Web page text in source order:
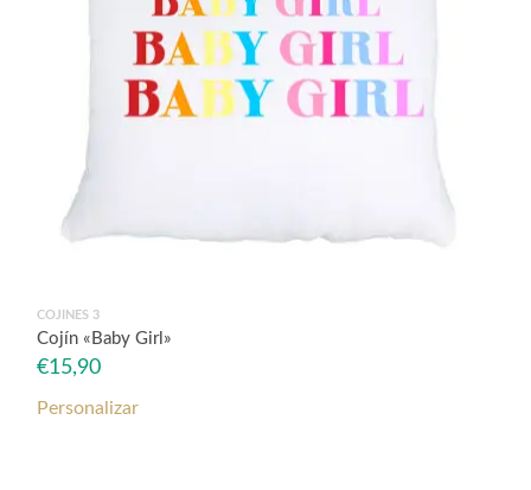
COJINES 3
Cojín «Baby Girl»
€15,90
Personalizar